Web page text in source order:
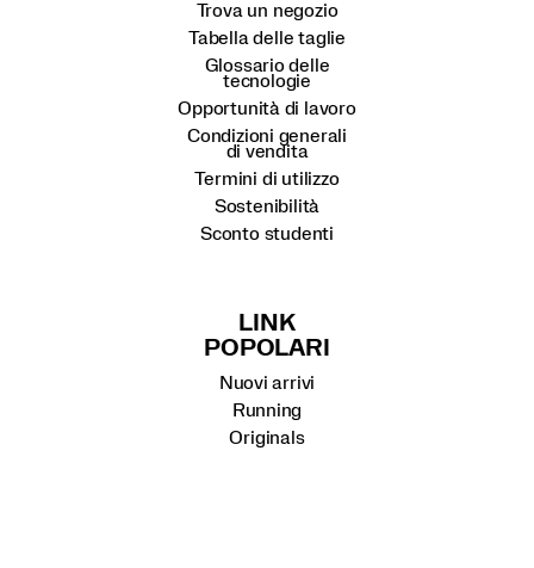
Trova un negozio
Tabella delle taglie
Glossario delle
tecnologie
Opportunità di lavoro
Condizioni generali
di vendita
Termini di utilizzo
Sostenibilità
Sconto studenti
LINK
POPOLARI
Nuovi arrivi
Running
Originals